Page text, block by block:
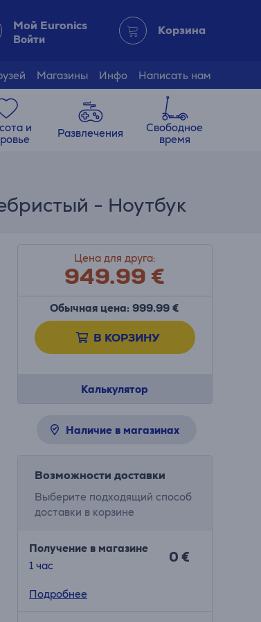
Мой Euronics
Войти
Корзина
Магазины Инфо Написать нам
и
Развлечения
Свободное
время
- Ноутбук
Цена для друга:
949.99€
Обычная цена: 999.99 €
В КОРЗИНУ
Калькулятор
Наличие в магазинах
Возможности доставки
Выберите подходящий способ
доставки в корзине
Получение в магазине
1 час
0 €
Подробнее